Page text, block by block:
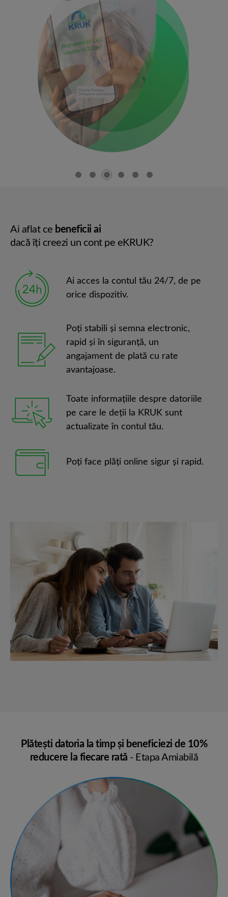
Ai aflat ce beneficii ai
dacă îţi creezi un cont pe eKRUK?
Ai acces la contul tău 24/7, de pe
orice dispozitiv.
Poţi stabili şi semna electronic,
rapid şi în siguranţă, un
angajament de plată cu rate
avantajoase.
Toate informaţiile despre datoriile
pe care le deţii la KRUK sunt
actualizate în contul tău.
Poţi face plăţi online sigur şi rapid.
Plăteşti datoria la timp şi beneficiezi de 10%
reducere la fiecare rată - Etapa Amiabilă